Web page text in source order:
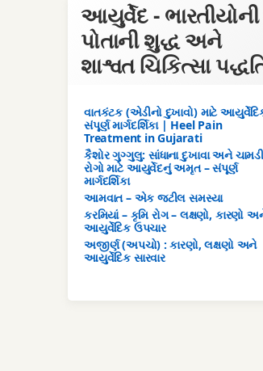
આયુર્વેદ - ભારતીયોની
પોતાની શુદ્ધ અને
શાશ્વત ચિકિત્સા
વાતકંટક (એડીનો દુખાવો) માટે
સંપૂર્ણ માર્ગદર્શિકા | Heel Pain
Treatment in Gujarati
કૈશોર ગુગ્ગુલુ: સાંધાના દુખાવા અને
રોગો માટે આયુર્વેદનું અમૃત – સંપૂર્ણ
માર્ગદર્શિકા
આમવાત – એક જટીલ સમસ્યા
કરમિયાં – કૃમિ રોગ – લક્ષણો, કારણો
આયુર્વેદિક ઉપચાર
અજીર્ણ (અપચો) : કારણો, લક્ષણો અને
આયુર્વેદિક સારવાર